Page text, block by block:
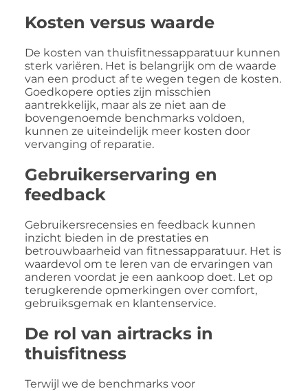
Kosten versus waarde
De kosten van thuisfitnessapparatuur kunnen
sterk variëren. Het is belangrijk om de waarde
van een product af te wegen tegen de kosten.
Goedkopere opties zijn misschien
aantrekkelijk, maar als ze niet aan de
bovengenoemde benchmarks voldoen,
kunnen ze uiteindelijk meer kosten door
vervanging of reparatie.
Gebruikerservaring en
feedback
Gebruikersrecensies en feedback kunnen
inzicht bieden in de prestaties en
betrouwbaarheid van fitnessapparatuur. Het is
waardevol om te leren van de ervaringen van
anderen voordat je een aankoop doet. Let op
terugkerende opmerkingen over comfort,
gebruiksgemak en klantenservice.
De rol van airtracks in
thuisfitness
Terwijl we de benchmarks voor